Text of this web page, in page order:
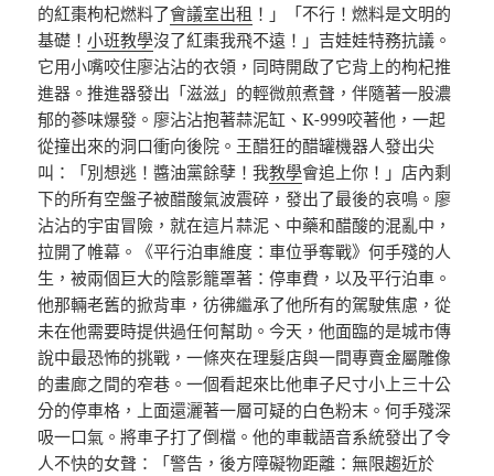
的紅棗枸杞燃料了會議室出租 ！」「不行！燃料是文明的
基礎！小班教學沒了紅棗我飛不遠！」吉娃娃特務抗議。
它用小嘴咬住廖沾沾的衣領，同時開啟了它背上的枸杞推
進器。推進器發出「滋滋」的輕微煎煮聲，伴隨著一股濃
郁的蔘味爆發。廖沾沾抱著蒜泥缸、K-999咬著他，一起
從撞出來的洞口衝向後院。王醋狂的醋罐機器人發出尖
叫：「別想逃！醬油黨餘孽！我教學會追上你！」店內剩
下的所有空盤子被醋酸氣波震碎，發出了最後的哀鳴。廖
沾沾的宇宙冒險，就在這片蒜泥、中藥和醋酸的混亂中，
拉開了帷幕。《平行泊車維度：車位爭奪戰》何手殘的人
生，被兩個巨大的陰影籠罩著：停車費，以及平行泊車。
他那輛老舊的掀背車，彷彿繼承了他所有的駕駛焦慮，從
未在他需要時提供過任何幫助。今天，他面臨的是城市傳
說中最恐怖的挑戰，一條夾在理髮店與一間專賣金屬雕像
的畫廊之間的窄巷。一個看起來比他車子尺寸小上三十公
分的停車格，上面還灑著一層可疑的白色粉末。何手殘深
吸一口氣。將車子打了倒檔。他的車載語音系統發出了令
人不快的女聲：「警告，後方障礙物距離：無限趨近於